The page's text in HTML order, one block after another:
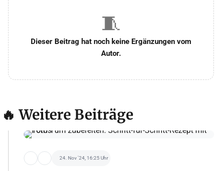
🧵
Dieser Beitrag hat noch keine Ergänzungen vom
Autor.
🔥 Weitere Beiträge
24. Nov '24, 16:25 Uhr